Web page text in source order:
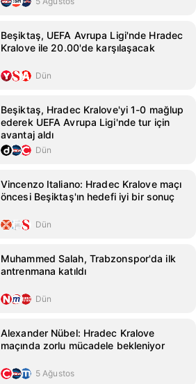
Beşiktaş, UEFA Avrupa Ligi'nde Hradec
Kralove ile 20.00'de karşılaşacak
Dün
Beşiktaş, Hradec Kralove'yi 1-0 mağlup
ederek UEFA Avrupa Ligi'nde tur için
avantaj aldı
Dün
Vincenzo Italiano: Hradec Kralove maçı
öncesi Beşiktaş'ın hedefi iyi bir sonuç
Dün
Muhammed Salah, Trabzonspor'da ilk
antrenmana katıldı
Dün
Alexander Nübel: Hradec Kralove
maçında zorlu mücadele bekleniyor
5 Ağustos